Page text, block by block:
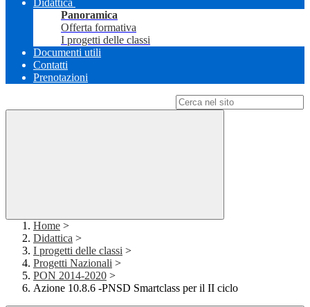
Didattica
Panoramica
Offerta formativa
I progetti delle classi
Documenti utili
Contatti
Prenotazioni
Home >
Didattica >
I progetti delle classi >
Progetti Nazionali >
PON 2014-2020 >
Azione 10.8.6 -PNSD Smartclass per il II ciclo